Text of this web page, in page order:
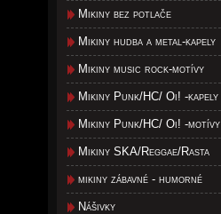
Mikiny bez potlače
Mikiny hudba a metal-kapely
Mikiny music rock-motívy
Mikiny Punk/HC/ Oi! -kapely
Mikiny Punk/HC/ Oi! -motívy
Mikiny SKA/Reggae/Rasta
mikiny zábavné - humorné
Nášivky